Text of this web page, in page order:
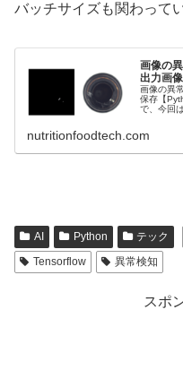
バッチサイズも関わって
画像の
出力画
画像の異
保存【
で、今回
nutritionfoodtech.com
AI Python テック
Tensorflow
異常検知
スポ